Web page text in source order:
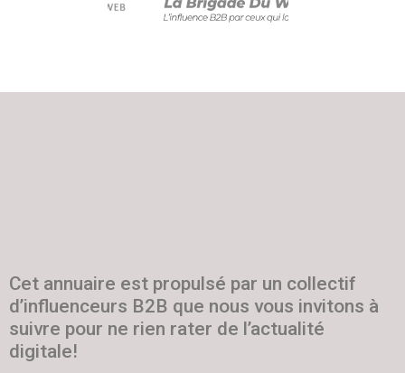
Cet annuaire est propulsé par un collectif
d’influenceurs B2B que nous vous invitons à
suivre pour ne rien rater de l’actualité
digitale!